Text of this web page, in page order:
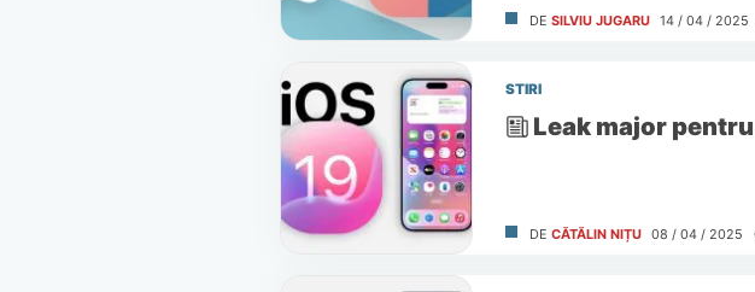
DE SILVIU JUGARU 14 / 04 / 2025
STIRI
Leak major
DE CĂTĂLIN NIȚU 08 / 04 / 2025